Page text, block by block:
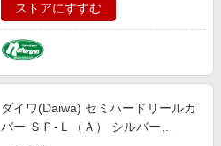
ストアにすすむ
ダイワ(Daiwa) セミハードリールカ
バー ＳＰ-Ｌ（Ａ） シルバー